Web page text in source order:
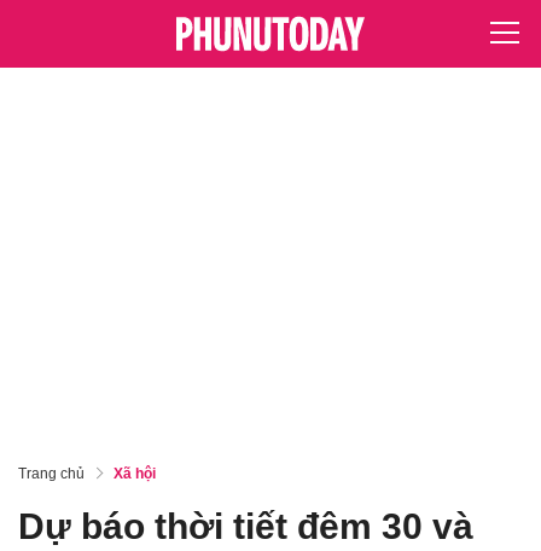
Trang chủ Xã hội
Dự báo thời tiết đêm 30 và